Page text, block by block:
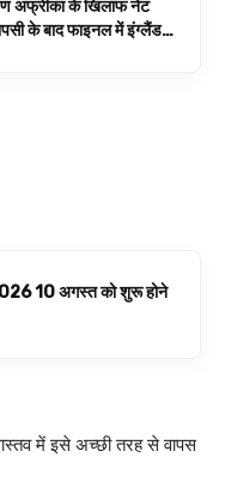
अफ्रीका के खिलाफ नेट
के बाद फाइनल में इंग्लैंड
10 अगस्त को शुरू होने
में इसे अच्छी तरह से वापस